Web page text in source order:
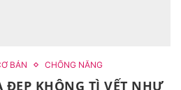
BẢN CHỐNG NẮNG
ĐẸP KHÔNG TÌ VẾT NHƯ